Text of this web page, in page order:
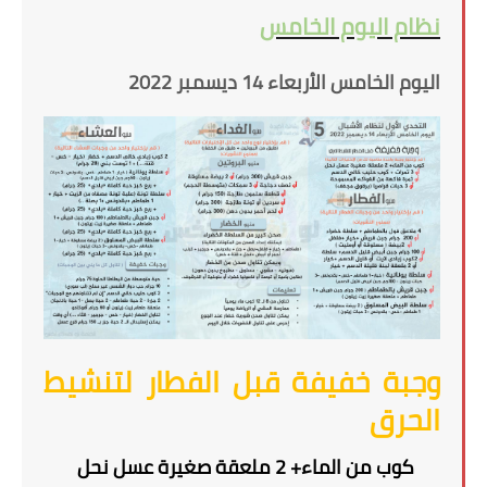
نظام اليوم الخامس
اليوم الخامس الأربعاء 14 ديسمبر 2022
وجبة خفيفة قبل الفطار لتنشيط
الحرق
كوب من الماء+ 2 ملعقة صغيرة عسل نحل